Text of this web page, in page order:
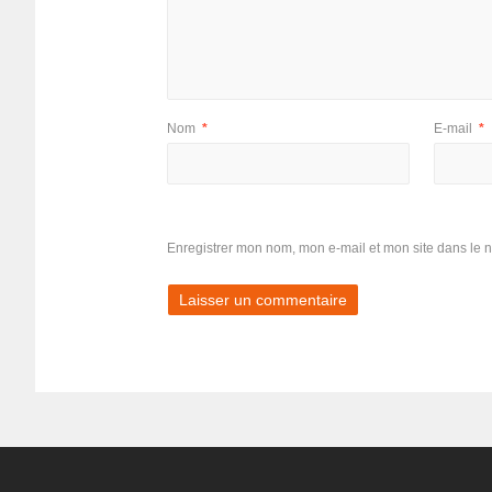
Nom * E-mail *
Enregistrer mon nom, mon e-mail et mon site dans le